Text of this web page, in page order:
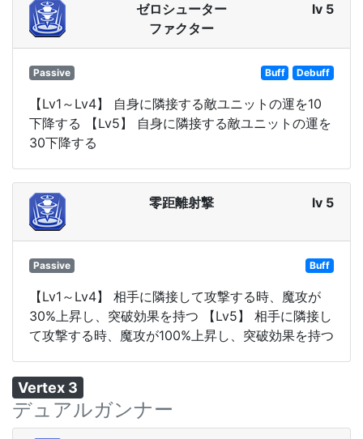
ゼロシューター
ファクター
lv 5
Passive Buff Debuff
【Lv1～Lv4】 自身に隣接する敵ユニットの運を10
下降する 【Lv5】 自身に隣接する敵ユニットの運を
30下降する
零距離射撃 lv 5
Passive Buff
【Lv1～Lv4】 相手に隣接して攻撃する時、魔攻が
30%上昇し、突破効果を持つ 【Lv5】 相手に隣接し
て攻撃する時、魔攻が100%上昇し、突破効果を持つ
Vertex 3
デュアルガンナー